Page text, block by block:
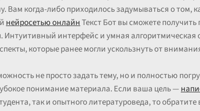
Вам когда-либо приходилось задумываться о том,
нейросетью онлайнТекст Бот вы сможете
интерфейс и умная алгоритмическая
которые ранее могли ускользнуть от
не просто задать тему, но и полностью
понимание материала. Если ваша цель —
так и опытного литературоведа, то